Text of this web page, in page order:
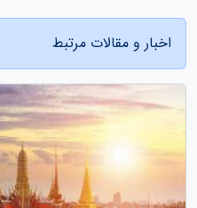
اخبار و مقالات مرتبط